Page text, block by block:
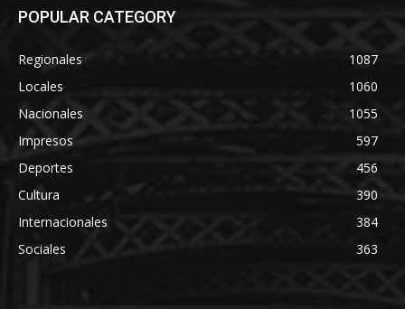
POPULAR CATEGORY
Regionales
1087
Locales
1060
Nacionales
1055
Impresos
597
Deportes
456
Cultura
390
Internacionales
384
Sociales
363